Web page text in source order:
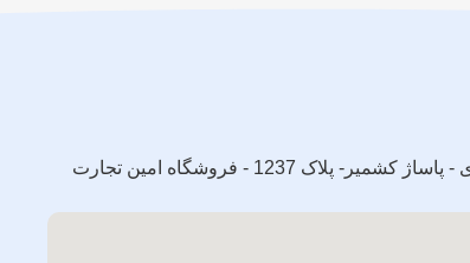
تهران - خیابان ولی عصر - پایین تر از سه راه جمهوری - پاساژ کشمیر- پلاک 1237 - فروشگاه امین تجارت